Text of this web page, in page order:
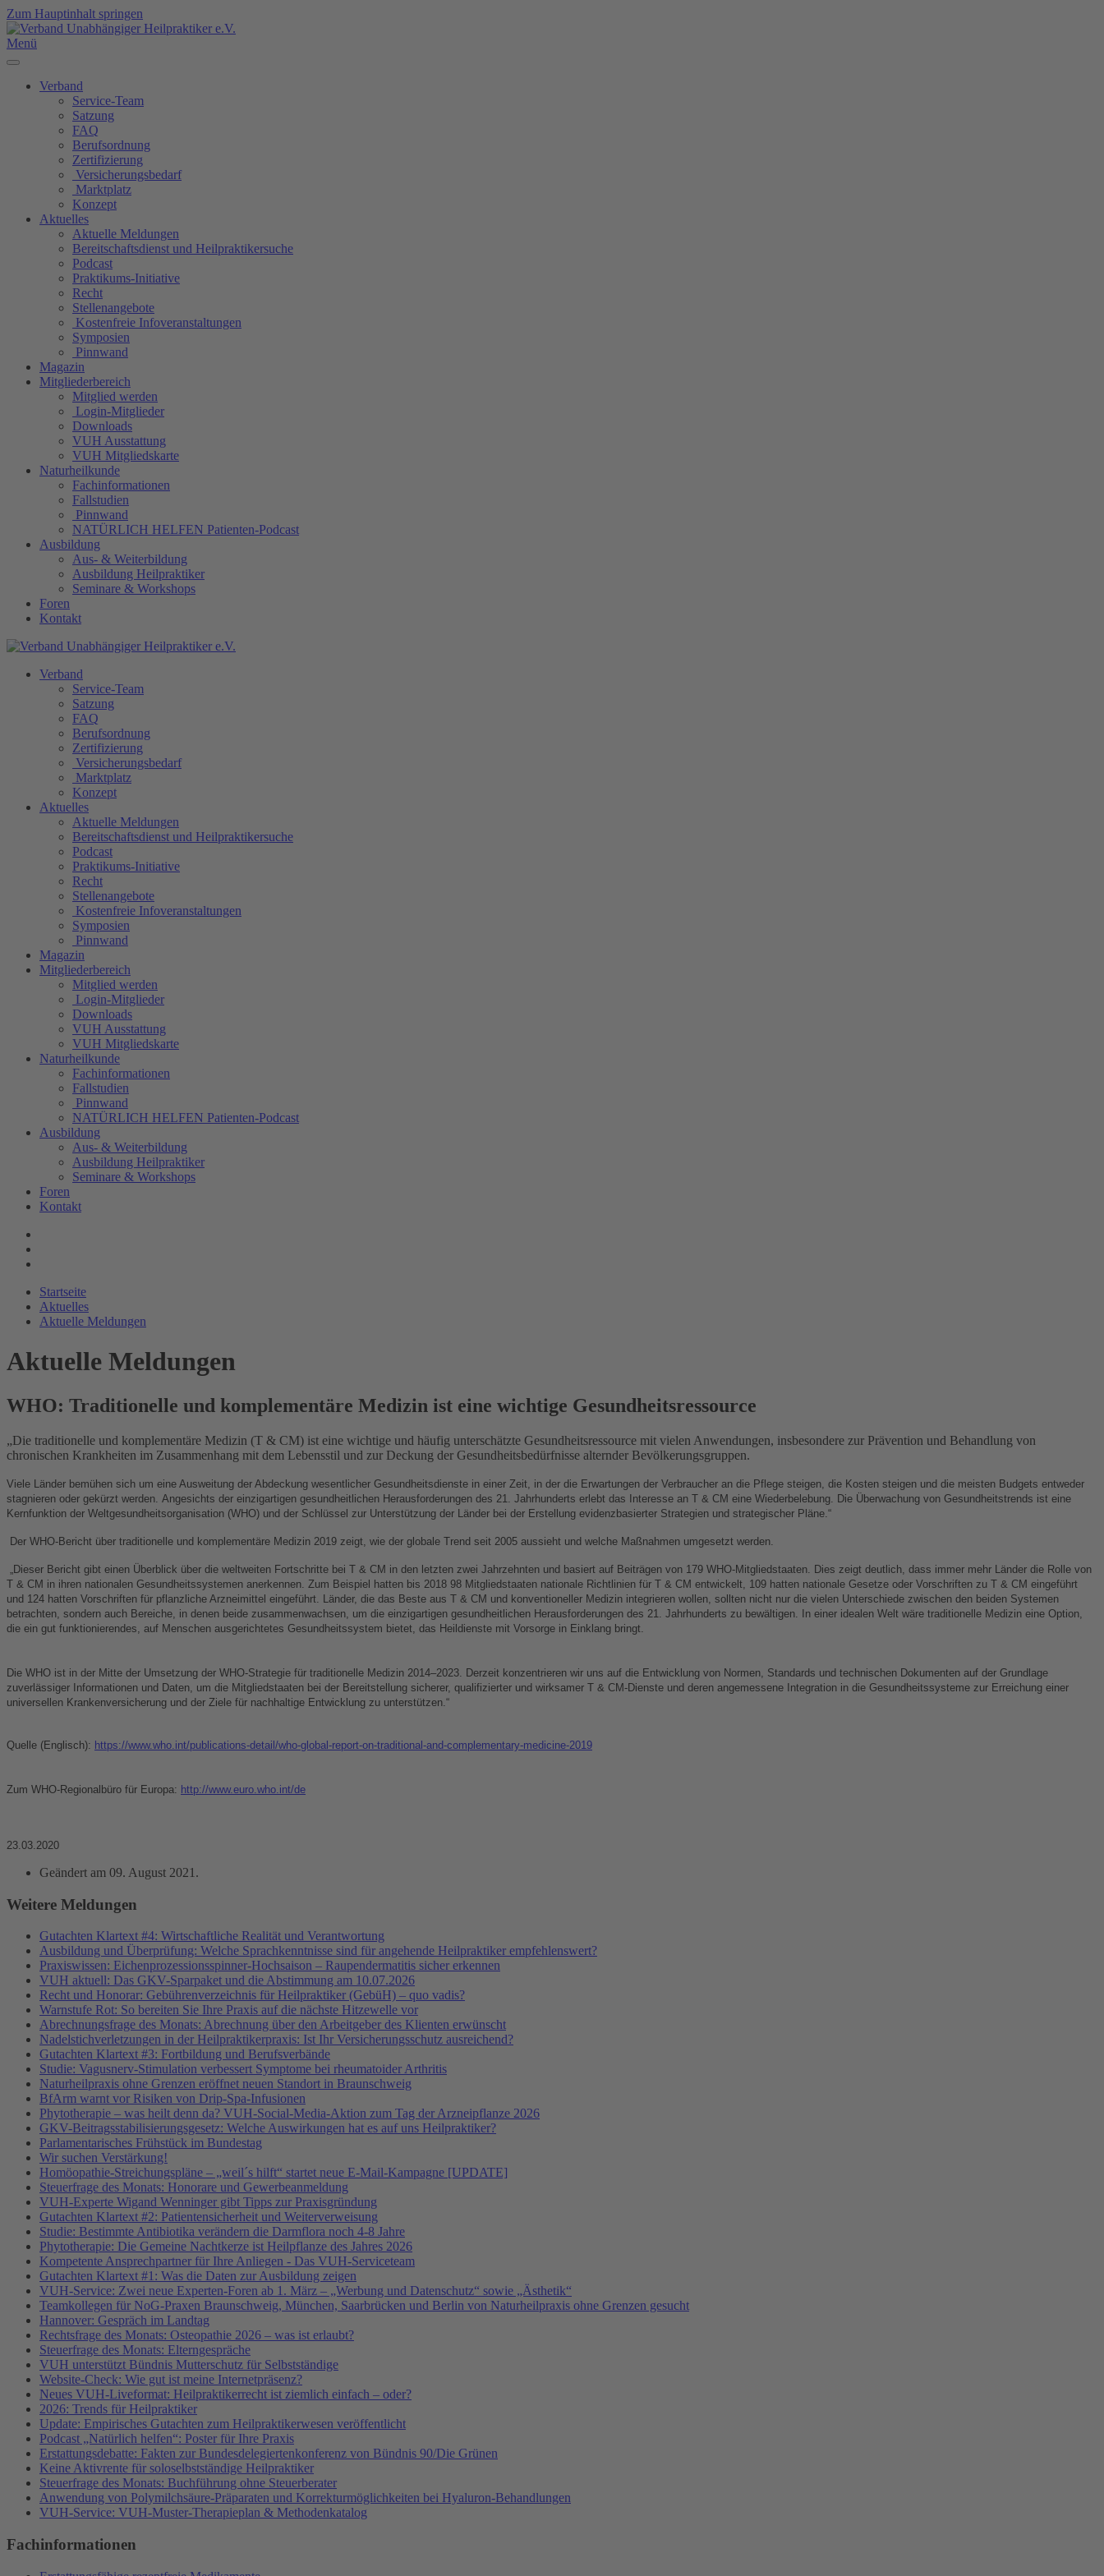
Zum Hauptinhalt springen
Menü
Verband
Service-Team
Satzung
FAQ
Berufsordnung
Zertifizierung
Versicherungsbedarf
Marktplatz
Konzept
Aktuelles
Aktuelle Meldungen
Bereitschaftsdienst und Heilpraktikersuche
Podcast
Praktikums-Initiative
Recht
Stellenangebote
Kostenfreie Infoveranstaltungen
Symposien
Pinnwand
Magazin
Mitgliederbereich
Mitglied werden
Login-Mitglieder
Downloads
VUH Ausstattung
VUH Mitgliedskarte
Naturheilkunde
Fachinformationen
Fallstudien
Pinnwand
NATÜRLICH HELFEN Patienten-Podcast
Ausbildung
Aus- & Weiterbildung
Ausbildung Heilpraktiker
Seminare & Workshops
Foren
Kontakt
Verband
Service-Team
Satzung
FAQ
Berufsordnung
Zertifizierung
Versicherungsbedarf
Marktplatz
Konzept
Aktuelles
Aktuelle Meldungen
Bereitschaftsdienst und Heilpraktikersuche
Podcast
Praktikums-Initiative
Recht
Stellenangebote
Kostenfreie Infoveranstaltungen
Symposien
Pinnwand
Magazin
Mitgliederbereich
Mitglied werden
Login-Mitglieder
Downloads
VUH Ausstattung
VUH Mitgliedskarte
Naturheilkunde
Fachinformationen
Fallstudien
Pinnwand
NATÜRLICH HELFEN Patienten-Podcast
Ausbildung
Aus- & Weiterbildung
Ausbildung Heilpraktiker
Seminare & Workshops
Foren
Kontakt
Startseite
Aktuelles
Aktuelle Meldungen
Aktuelle Meldungen
WHO: Traditionelle und komplementäre Medizin ist eine wichtige Gesundheitsressource
„Die traditionelle und komplementäre Medizin (T & CM) ist eine wichtige und häufig unterschätzte Gesundheitsressource mit vielen Anwendungen, insbesondere zur Prävention und Behandlung von
chronischen Krankheiten im Zusammenhang mit dem Lebensstil und zur Deckung der Gesundheitsbedürfnisse alternder Bevölkerungsgruppen.
Viele Länder bemühen sich um eine Ausweitung der Abdeckung wesentlicher Gesundheitsdienste in einer Zeit, in der die Erwartungen der Verbraucher an die Pflege steigen, die Kosten steigen und die meisten Budgets entweder
stagnieren oder gekürzt werden. Angesichts der einzigartigen gesundheitlichen Herausforderungen des 21. Jahrhunderts erlebt das Interesse an T & CM eine Wiederbelebung. Die Überwachung von Gesundheitstrends ist eine
Kernfunktion der Weltgesundheitsorganisation (WHO) und der Schlüssel zur Unterstützung der Länder bei der Erstellung evidenzbasierter Strategien und strategischer Pläne.“
Der WHO-Bericht über traditionelle und komplementäre Medizin 2019 zeigt, wie der globale Trend seit 2005 aussieht und welche Maßnahmen umgesetzt werden.
„Dieser Bericht gibt einen Überblick über die weltweiten Fortschritte bei T & CM in den letzten zwei Jahrzehnten und basiert auf Beiträgen von 179 WHO-Mitgliedstaaten. Dies zeigt deutlich, dass immer mehr Länder die Rolle von
T & CM in ihren nationalen Gesundheitssystemen anerkennen. Zum Beispiel hatten bis 2018 98 Mitgliedstaaten nationale Richtlinien für T & CM entwickelt, 109 hatten nationale Gesetze oder Vorschriften zu T & CM eingeführt
und 124 hatten Vorschriften für pflanzliche Arzneimittel eingeführt. Länder, die das Beste aus T & CM und konventioneller Medizin integrieren wollen, sollten nicht nur die vielen Unterschiede zwischen den beiden Systemen
betrachten, sondern auch Bereiche, in denen beide zusammenwachsen, um die einzigartigen gesundheitlichen Herausforderungen des 21. Jahrhunderts zu bewältigen. In einer idealen Welt wäre traditionelle Medizin eine Option,
die ein gut funktionierendes, auf Menschen ausgerichtetes Gesundheitssystem bietet, das Heildienste mit Vorsorge in Einklang bringt.
Die WHO ist in der Mitte der Umsetzung der WHO-Strategie für traditionelle Medizin 2014–2023. Derzeit konzentrieren wir uns auf die Entwicklung von Normen, Standards und technischen Dokumenten auf der Grundlage
zuverlässiger Informationen und Daten, um die Mitgliedstaaten bei der Bereitstellung sicherer, qualifizierter und wirksamer T & CM-Dienste und deren angemessene Integration in die Gesundheitssysteme zur Erreichung einer
universellen Krankenversicherung und der Ziele für nachhaltige Entwicklung zu unterstützen.“
Quelle (Englisch): https://www.who.int/publications-detail/who-global-report-on-traditional-and-complementary-medicine-2019
Zum WHO-Regionalbüro für Europa: http://www.euro.who.int/de
23.03.2020
Geändert am 09. August 2021 .
Weitere Meldungen
Gutachten Klartext #4: Wirtschaftliche Realität und Verantwortung
Ausbildung und Überprüfung: Welche Sprachkenntnisse sind für angehende Heilpraktiker empfehlenswert?
Praxiswissen: Eichenprozessionsspinner-Hochsaison – Raupendermatitis sicher erkennen
VUH aktuell: Das GKV-Sparpaket und die Abstimmung am 10.07.2026
Recht und Honorar: Gebührenverzeichnis für Heilpraktiker (GebüH) – quo vadis?
Warnstufe Rot: So bereiten Sie Ihre Praxis auf die nächste Hitzewelle vor
Abrechnungsfrage des Monats: Abrechnung über den Arbeitgeber des Klienten erwünscht
Nadelstichverletzungen in der Heilpraktikerpraxis: Ist Ihr Versicherungsschutz ausreichend?
Gutachten Klartext #3: Fortbildung und Berufsverbände
Studie: Vagusnerv-Stimulation verbessert Symptome bei rheumatoider Arthritis
Naturheilpraxis ohne Grenzen eröffnet neuen Standort in Braunschweig
BfArm warnt vor Risiken von Drip-Spa-Infusionen
Phytotherapie – was heilt denn da? VUH-Social-Media-Aktion zum Tag der Arzneipflanze 2026
GKV-Beitragsstabilisierungsgesetz: Welche Auswirkungen hat es auf uns Heilpraktiker?
Parlamentarisches Frühstück im Bundestag
Wir suchen Verstärkung!
Homöopathie-Streichungspläne – „weil´s hilft“ startet neue E-Mail-Kampagne [UPDATE]
Steuerfrage des Monats: Honorare und Gewerbeanmeldung
VUH-Experte Wigand Wenninger gibt Tipps zur Praxisgründung
Gutachten Klartext #2: Patientensicherheit und Weiterverweisung
Studie: Bestimmte Antibiotika verändern die Darmflora noch 4-8 Jahre
Phytotherapie: Die Gemeine Nachtkerze ist Heilpflanze des Jahres 2026
Kompetente Ansprechpartner für Ihre Anliegen - Das VUH-Serviceteam
Gutachten Klartext #1: Was die Daten zur Ausbildung zeigen
VUH-Service: Zwei neue Experten-Foren ab 1. März – „Werbung und Datenschutz“ sowie „Ästhetik“
Teamkollegen für NoG-Praxen Braunschweig, München, Saarbrücken und Berlin von Naturheilpraxis ohne Grenzen gesucht
Hannover: Gespräch im Landtag
Rechtsfrage des Monats: Osteopathie 2026 – was ist erlaubt?
Steuerfrage des Monats: Elterngespräche
VUH unterstützt Bündnis Mutterschutz für Selbstständige
Website-Check: Wie gut ist meine Internetpräsenz?
Neues VUH-Liveformat: Heilpraktikerrecht ist ziemlich einfach – oder?
2026: Trends für Heilpraktiker
Update: Empirisches Gutachten zum Heilpraktikerwesen veröffentlicht
Podcast „Natürlich helfen“: Poster für Ihre Praxis
Erstattungsdebatte: Fakten zur Bundesdelegiertenkonferenz von Bündnis 90/Die Grünen
Keine Aktivrente für soloselbstständige Heilpraktiker
Steuerfrage des Monats: Buchführung ohne Steuerberater
Anwendung von Polymilchsäure-Präparaten und Korrekturmöglichkeiten bei Hyaluron-Behandlungen
VUH-Service: VUH-Muster-Therapieplan & Methodenkatalog
Fachinformationen